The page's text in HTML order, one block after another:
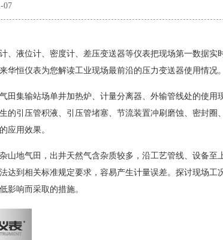
07
液位计、密度计、差压变送器等仪表把现场第一数据实
恒仪表为您解读工业现场最前沿的压力变送器使用情况。
集输站场单井加热炉、计量分离器、外输管线处的使用
引压管积液、引压管堵塞、节流装置冲刷磨蚀、密封圈
应用效果。
地气田，出井天然气含杂质较多，沿工艺管线、设备至
达到相关标准规定要求，容易产生计量误差。探讨现场工
影响而采取的措施。